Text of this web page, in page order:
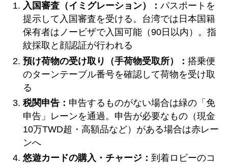
入国審査（イミグレーション）： パスポートを
提示して入国審査を受ける。台湾では日本国籍
保有者はノービザで入国可能（90日以内）。指
紋採取と顔認証が行われる
預け荷物の受け取り（手荷物受取所）： 搭乗便
のターンテーブル番号を確認して荷物を受け取
る
税関申告： 申告するものがない場合は緑の「免
申告」レーンを通過。申告が必要なもの（現金
10万TWD超・高額品など）がある場合は赤レー
ンへ
悠遊カードの購入・チャージ： 到着ロビーのコ